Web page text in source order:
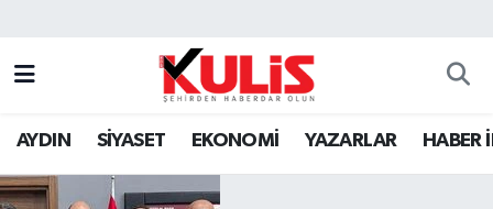
AYDIN SİYASET EKONOMİ YAZARLAR HABER